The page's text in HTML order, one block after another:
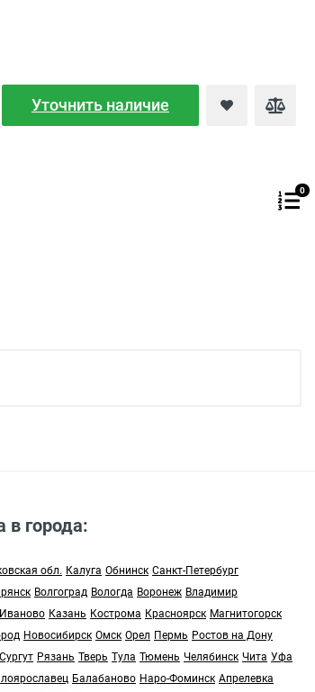
Уточнить наличие
в города:
обл. Калуга Обнинск Санкт-Петербург
Волгоград Вологда Воронеж Владимир
Иваново Казань Кострома Красноярск Магнитогорск
Новосибирск Омск Орел Пермь Ростов на Дону
Сургут Рязань Тверь Тула Тюмень Челябинск Чита Уфа
Балабаново Наро-Фоминск Апрелевка
0